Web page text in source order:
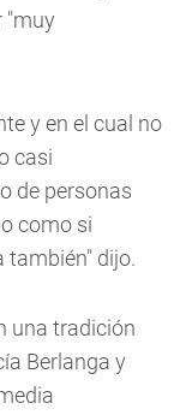
"muy
y en el cual no
casi
de personas
como si
también" dijo.
una tradición
Berlanga y